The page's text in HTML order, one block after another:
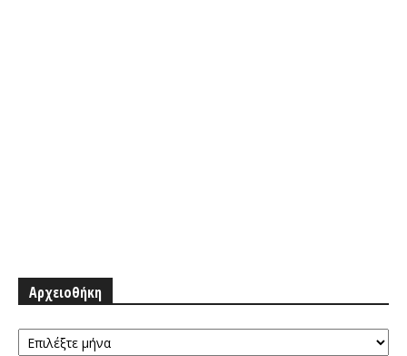
Αρχειοθήκη
Αρχειοθήκη